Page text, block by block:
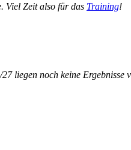
Viel Zeit also für das Training!
liegen noch keine Ergebnisse